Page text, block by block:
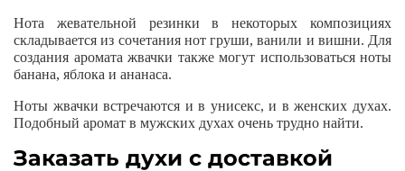
Нота жевательной резинки в некоторых композициях
складывается из сочетания нот груши, ванили и вишни. Для
создания аромата жвачки также могут использоваться ноты
банана, яблока и ананаса.
Ноты жвачки встречаются и в унисекс, и в женских духах.
Подобный аромат в мужских духах очень трудно найти.
Заказать духи с доставкой